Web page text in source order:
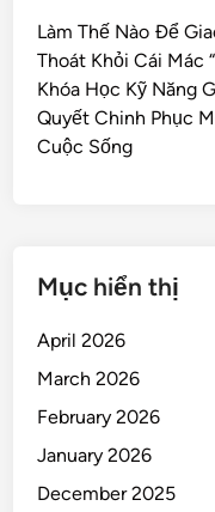
Làm Thế Nào Để
Thoát Khỏi Cái Mác
Khóa Học Kỹ Năng
Quyết Chinh Phục
Cuộc Sống
Mục hiển thị
April 2026
March 2026
February 2026
January 2026
December 2025